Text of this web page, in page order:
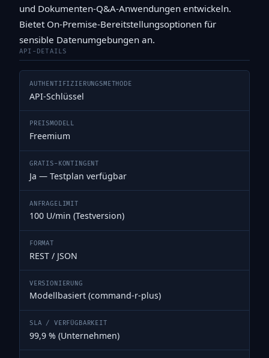
und Dokumenten-Q&A-Anwendungen entwickeln.
Bietet On-Premise-Bereitstellungsoptionen für
sensible Datenumgebungen an.
API-DETAILS
AUTHENTIFIZIERUNGSMETHODE
API-Schlüssel
PREISMODELL
Freemium
GRATIS-KONTINGENT
Ja — Testplan verfügbar
ANFRAGELIMIT
100 U/min (Testversion)
FORMAT
REST / JSON
VERSIONIERUNG
Modellbasiert (command-r-plus)
SLA / VERFÜGBARKEIT
99,9 % (Unternehmen)